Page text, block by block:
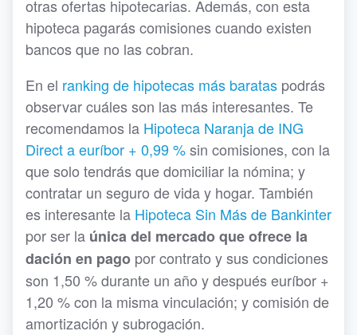
otras ofertas hipotecarias. Además, con esta
hipoteca pagarás comisiones cuando existen
bancos que no las cobran.
En el ranking de hipotecas más baratas podrás
observar cuáles son las más interesantes. Te
recomendamos la Hipoteca Naranja de ING
Direct a euríbor + 0,99 %sin comisiones, con la
que solo tendrás que domiciliar la nómina; y
contratar un seguro de vida y hogar. También
es interesante la Hipoteca Sin Más de Bankinter
por ser la única del mercado que ofrece la
dación en pago por contrato y sus condiciones
son 1,50 % durante un año y después euríbor +
1,20 % con la misma vinculación; y comisión de
amortización y subrogación.